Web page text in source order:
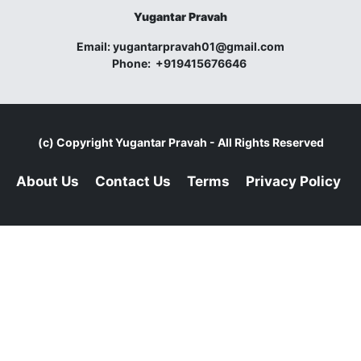
Yugantar Pravah
Email:yugantarpravah01@gmail.com
Phone: +919415676646
(c) CopyrightYugantar Pravah - All Rights Reserved
About Us Contact Us Terms Privacy Policy